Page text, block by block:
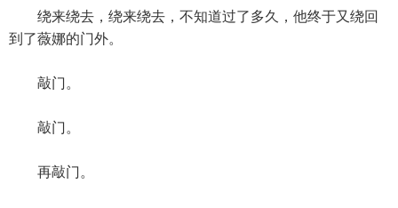
绕来绕去，绕来绕去，不知道过了多久，他终于又绕回
到了薇娜的门外。
敲门。
敲门。
再敲门。